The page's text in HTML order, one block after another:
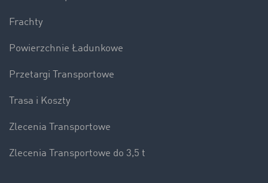
Frachty
Powierzchnie Ładunkowe
Przetargi Transportowe
Trasa i Koszty
Zlecenia Transportowe
Zlecenia Transportowe do 3,5 t